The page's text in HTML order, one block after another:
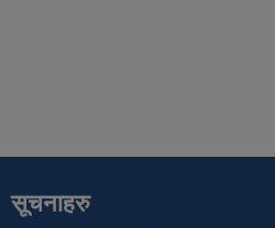
सूचनाहरु